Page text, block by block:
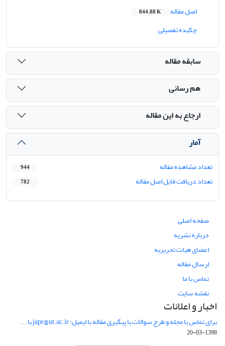
اصل مقاله
844.88 K
چکیده تفصیلی
سابقه مقاله
هم رسانی
ارجاع به این مقاله
آمار
تعداد مشاهده مقاله 944
تعداد دریافت فایل اصل مقاله 782
صفحه اصلی
درباره نشریه
اعضای هیات تحریریه
ارسال مقاله
تماس با ما
نقشه سایت
اخبار و اعلانات
برای تماس با مجله و طرح سوالات یا پیگیری مقاله با ایمیل: japr@ut.ac.ir با ...
1398-03-20